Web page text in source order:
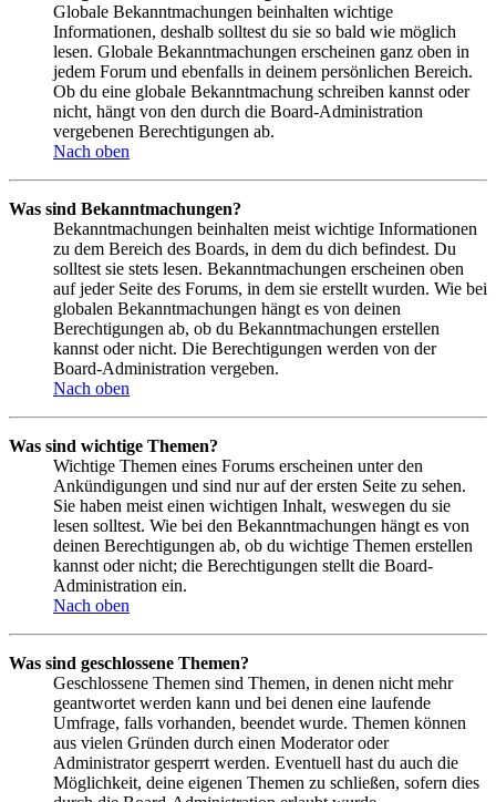
Globale Bekanntmachungen beinhalten wichtige
Informationen, deshalb solltest du sie so bald wie möglich
lesen. Globale Bekanntmachungen erscheinen ganz oben in
jedem Forum und ebenfalls in deinem persönlichen Bereich.
Ob du eine globale Bekanntmachung schreiben kannst oder
nicht, hängt von den durch die Board-Administration
vergebenen Berechtigungen ab.
Nach oben
Was sind Bekanntmachungen?
Bekanntmachungen beinhalten meist wichtige Informationen
zu dem Bereich des Boards, in dem du dich befindest. Du
solltest sie stets lesen. Bekanntmachungen erscheinen oben
auf jeder Seite des Forums, in dem sie erstellt wurden. Wie bei
globalen Bekanntmachungen hängt es von deinen
Berechtigungen ab, ob du Bekanntmachungen erstellen
kannst oder nicht. Die Berechtigungen werden von der
Board-Administration vergeben.
Nach oben
Was sind wichtige Themen?
Wichtige Themen eines Forums erscheinen unter den
Ankündigungen und sind nur auf der ersten Seite zu sehen.
Sie haben meist einen wichtigen Inhalt, weswegen du sie
lesen solltest. Wie bei den Bekanntmachungen hängt es von
deinen Berechtigungen ab, ob du wichtige Themen erstellen
kannst oder nicht; die Berechtigungen stellt die Board-
Administration ein.
Nach oben
Was sind geschlossene Themen?
Geschlossene Themen sind Themen, in denen nicht mehr
geantwortet werden kann und bei denen eine laufende
Umfrage, falls vorhanden, beendet wurde. Themen können
aus vielen Gründen durch einen Moderator oder
Administrator gesperrt werden. Eventuell hast du auch die
Möglichkeit, deine eigenen Themen zu schließen, sofern dies